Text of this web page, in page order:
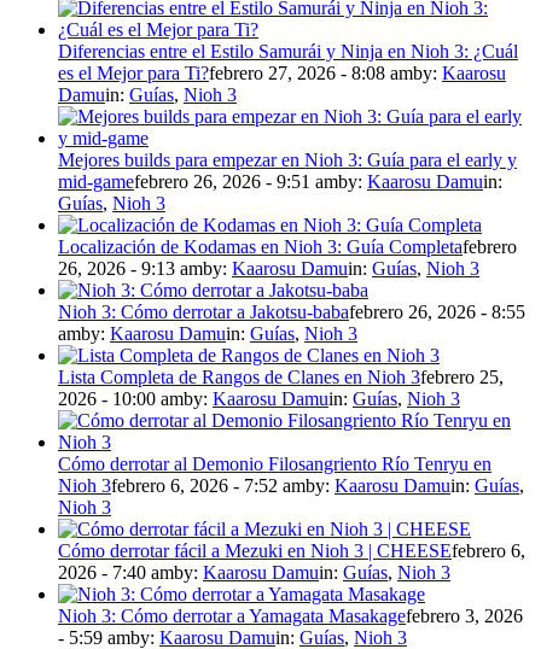
Diferencias entre el Estilo Samurái y Ninja en Nioh 3: ¿Cuál
es el Mejor para Ti?febrero 27, 2026 - 8:08 amby: Kaarosu
Damuin: Guías, Nioh 3
Mejores builds para empezar en Nioh 3: Guía para el early y
mid-gamefebrero 26, 2026 - 9:51 amby: Kaarosu Damuin:
Guías, Nioh 3
Localización de Kodamas en Nioh 3: Guía Completafebrero
26, 2026 - 9:13 amby: Kaarosu Damuin: Guías, Nioh 3
Nioh 3: Cómo derrotar a Jakotsu-babafebrero 26, 2026 - 8:55
amby: Kaarosu Damuin: Guías, Nioh 3
Lista Completa de Rangos de Clanes en Nioh 3febrero 25,
2026 - 10:00 amby: Kaarosu Damuin: Guías, Nioh 3
Cómo derrotar al Demonio Filosangriento Río Tenryu en
Nioh 3febrero 6, 2026 - 7:52 amby: Kaarosu Damuin: Guías,
Nioh 3
Cómo derrotar fácil a Mezuki en Nioh 3 | CHEESEfebrero 6,
2026 - 7:40 amby: Kaarosu Damuin: Guías, Nioh 3
Nioh 3: Cómo derrotar a Yamagata Masakagefebrero 3, 2026
- 5:59 amby: Kaarosu Damuin: Guías, Nioh 3